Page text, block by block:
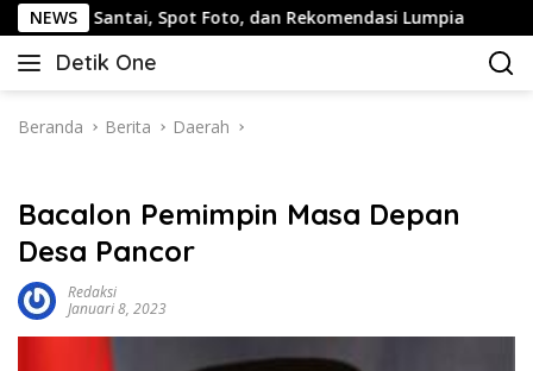
Langsung
ke
konten
NEWS
Spot Foto, dan Rekomendasi Lumpia Panduan
Detik One
Tajam
Fakta
Beranda Berita Daerah
Bacalon Pemimpin Masa Depan
Desa Pancor
Redaksi
Januari 8, 2023